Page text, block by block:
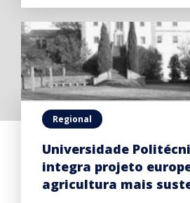
Regional
Universidade
integra projeto
agricultura mais